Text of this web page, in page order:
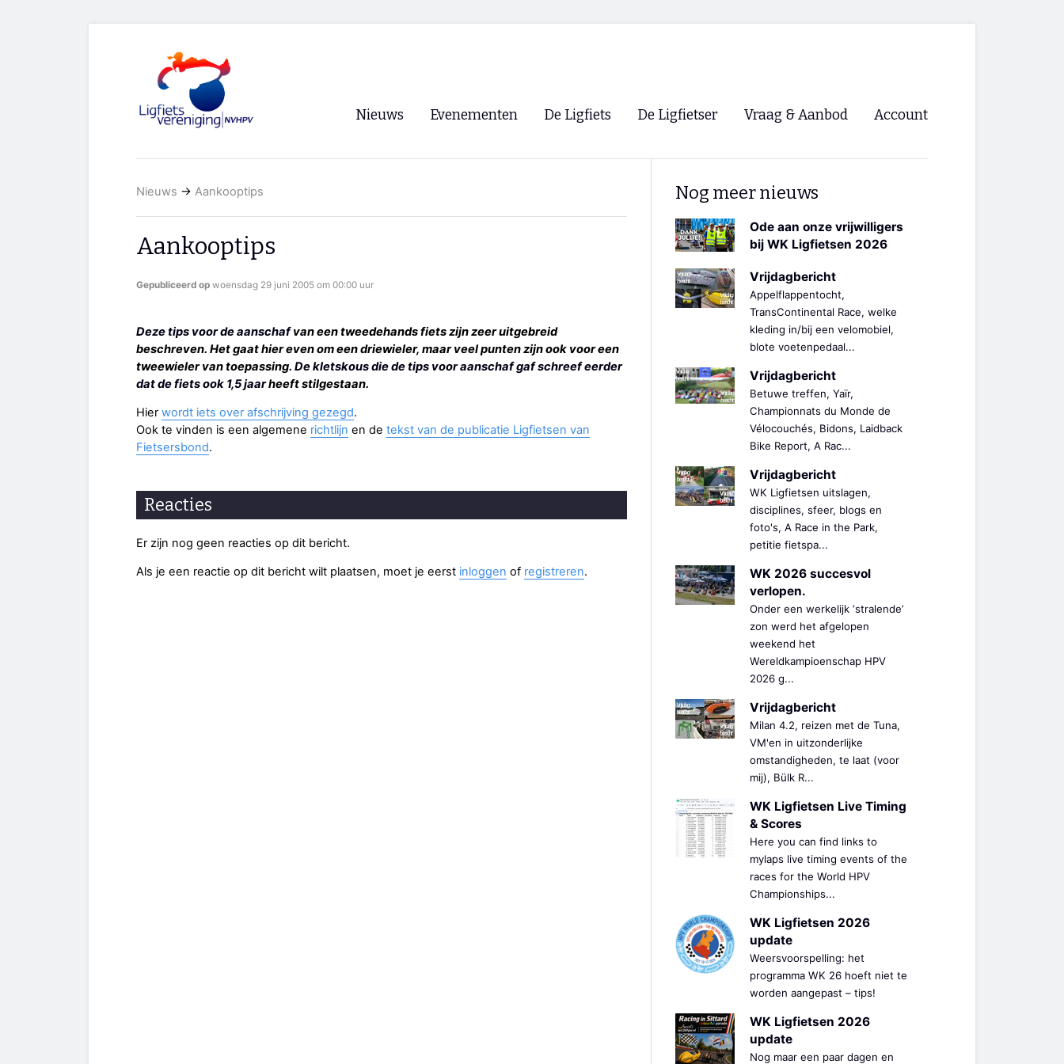
Nieuws Evenementen
WK Ligfietsen 2026
Oliebollentocht
De Ligfiets De Ligfietser
Ligfietsvereninging NVHPV
Lokale Fietsverenigingen
EHPVA & EuSupino 🡺
Vraag & Aanbod Account
Nieuws → Aankooptips
Aankooptips
Gepubliceerd op woensdag 29 juni 2005 om 00:00 uur
Deze tips voor de aanschafvan een tweedehands fiets zijn zeer uitgebreid
beschreven. Het gaat hier even om een driewieler, maar veel punten zijn ook voor een
tweewieler van toepassing. De kletskous die de tips voor aanschaf gaf schreef eerder
dat de fiets ook 1,5 jaarheeft stilgestaan.
Hierwordt iets over afschrijving gezegd.
Ook te vinden is een algemene richtlijn en de tekst van de publicatie Ligfietsen van
Fietsersbond.
Reacties
Er zijn nog geen reacties op dit bericht.
Als je een reactie op dit bericht wilt plaatsen, moet je eerst inloggen of registreren.
Nog meer nieuws
Ode aan onze vrijwilligers
bij WK Ligfietsen 2026
Vrijdagbericht
Appelflappentocht,
TransContinental Race, welke
kleding in/bij een velomobiel,
blote voetenpedaal...
Vrijdagbericht
Betuwe treffen, Yaïr,
Championnats du Monde de
Vélocouchés, Bidons, Laidback
Bike Report, A Rac...
Vrijdagbericht
WK Ligfietsen uitslagen,
disciplines, sfeer, blogs en
foto's, A Race in the Park,
petitie fietspa...
WK 2026 succesvol
verlopen.
Onder een werkelijk ‘stralende’
zon werd het afgelopen
weekend het
Wereldkampioenschap HPV
2026 g...
Vrijdagbericht
Milan 4.2, reizen met de Tuna,
VM'en in uitzonderlijke
omstandigheden, te laat (voor
mij), Bülk R...
WK Ligfietsen Live Timing
& Scores
Here you can find links to
mylaps live timing events of the
races for the World HPV
Championships...
WK Ligfietsen 2026
update
Weersvoorspelling: het
programma WK 26 hoeft niet te
worden aangepast – tips!
WK Ligfietsen 2026
update
Nog maar een paar dagen en